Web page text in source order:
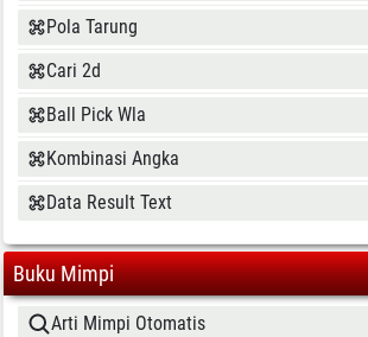
Pola Tarung
Cari 2d
Ball Pick Wla
Kombinasi Angka
Data Result Text
Buku Mimpi
Arti Mimpi Otomatis